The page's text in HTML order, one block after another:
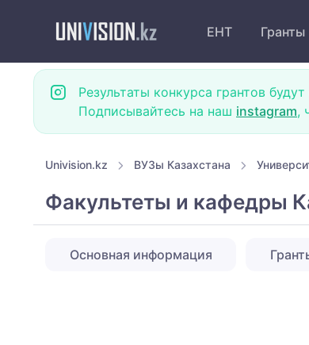
ЕНТ Гранты
Результаты конкурса грантов
Подписывайтесь на наш instagram,
Univision.kz ВУЗы Казахстана
Факультеты и кафедры
Основная информация